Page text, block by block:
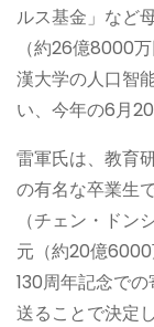
ルス基金」など
（約26億8000
漢大学の人口智
い、今年の6月
雷軍氏は、教育
の有名な卒業生
（チェン・ドン
元（約20億
130周年記念で
送ることで決定し